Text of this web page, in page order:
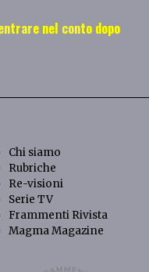
nel conto dopo
Chi siamo
Rubriche
Re-visioni
Serie TV
Frammenti Rivista
Magma Magazine